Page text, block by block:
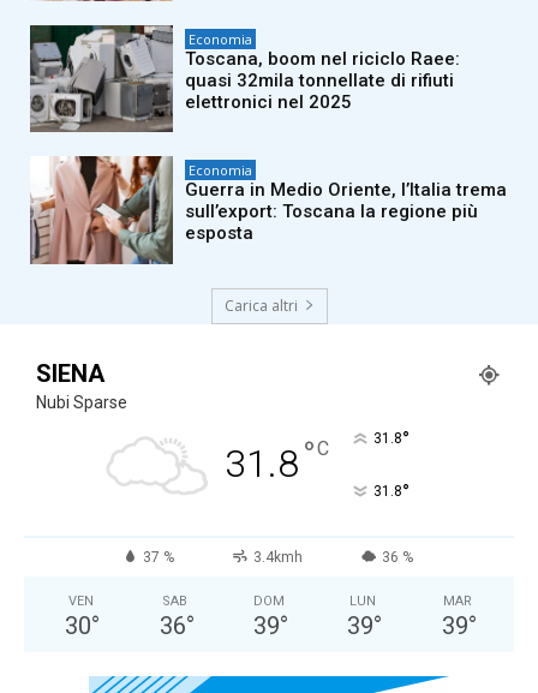
Economia
Toscana, boom nel riciclo Raee:
quasi 32mila tonnellate di rifiuti
elettronici nel 2025
Economia
Guerra in Medio Oriente, l’Italia trema
sull’export: Toscana la regione più
esposta
Carica altri
SIENA
Nubi Sparse
31.8°C 31.8°
31.8°
37 % 3.4kmh 36 %
VEN
30°
SAB
36°
DOM
39°
LUN
39°
MAR
39°